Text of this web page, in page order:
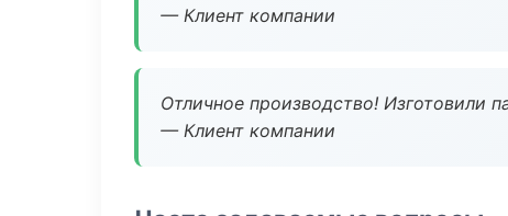
— Клиент компании
Отличное производство! Изготовили
— Клиент компании